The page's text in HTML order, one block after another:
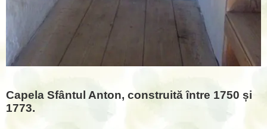
Capela Sfântul Anton, construită între 1750 și
1773.